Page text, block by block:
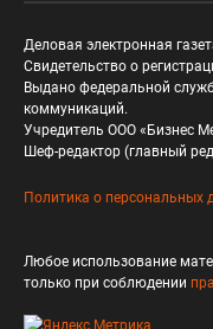
Деловая электронная
Свидетельство о
Выдано федеральной
коммуникаций.
Учредитель ООО «Бизнес
Шеф-редактор (главный
Политика о персональных
Любое использование
только при соблюдении